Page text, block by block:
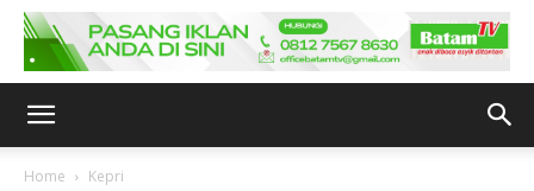
Home Kepri